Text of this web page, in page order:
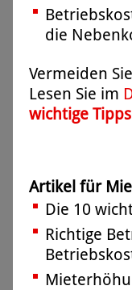
die
Vermeiden
Lesen Sie im
wichtige
Artikel für
Die 10
Richtige